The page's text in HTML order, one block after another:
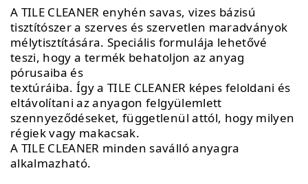
A TILE CLEANER enyhén savas, vizes bázisú
tisztítószer a szerves és szervetlen maradványok
mélytisztítására. Speciális formulája lehetővé
teszi, hogy a termék behatoljon az anyag
pórusaiba és
textúráiba. Így a TILE CLEANER képes feloldani és
eltávolítani az anyagon felgyülemlett
szennyeződéseket, függetlenül attól, hogy milyen
régiek vagy makacsak.
A TILE CLEANER minden saválló anyagra
alkalmazható.